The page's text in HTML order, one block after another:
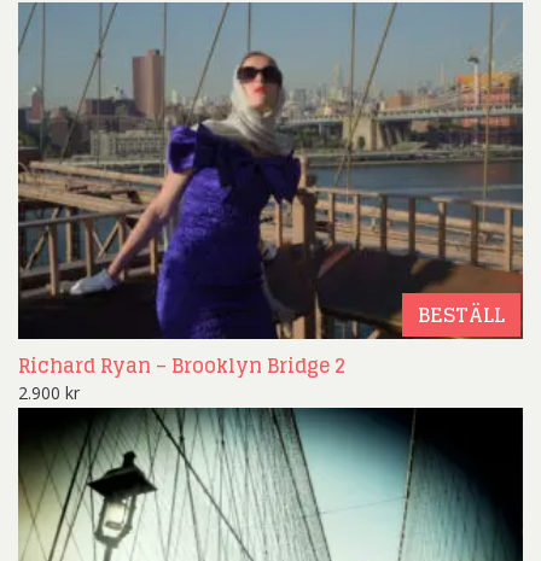
BESTÄLL
Richard Ryan – Brooklyn Bridge 2
2.900 kr